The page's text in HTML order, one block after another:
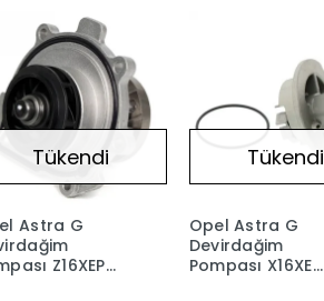
Tükendi
Astra G
Z16XEP
Tükendi
Opel Astra G
Devirdağim
Pompası X16XE